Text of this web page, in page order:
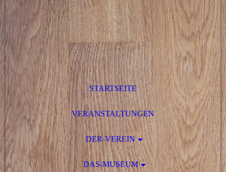
STARTSEITE
VERANSTALTUNGEN
DER-VEREIN
DAS-MUSEUM